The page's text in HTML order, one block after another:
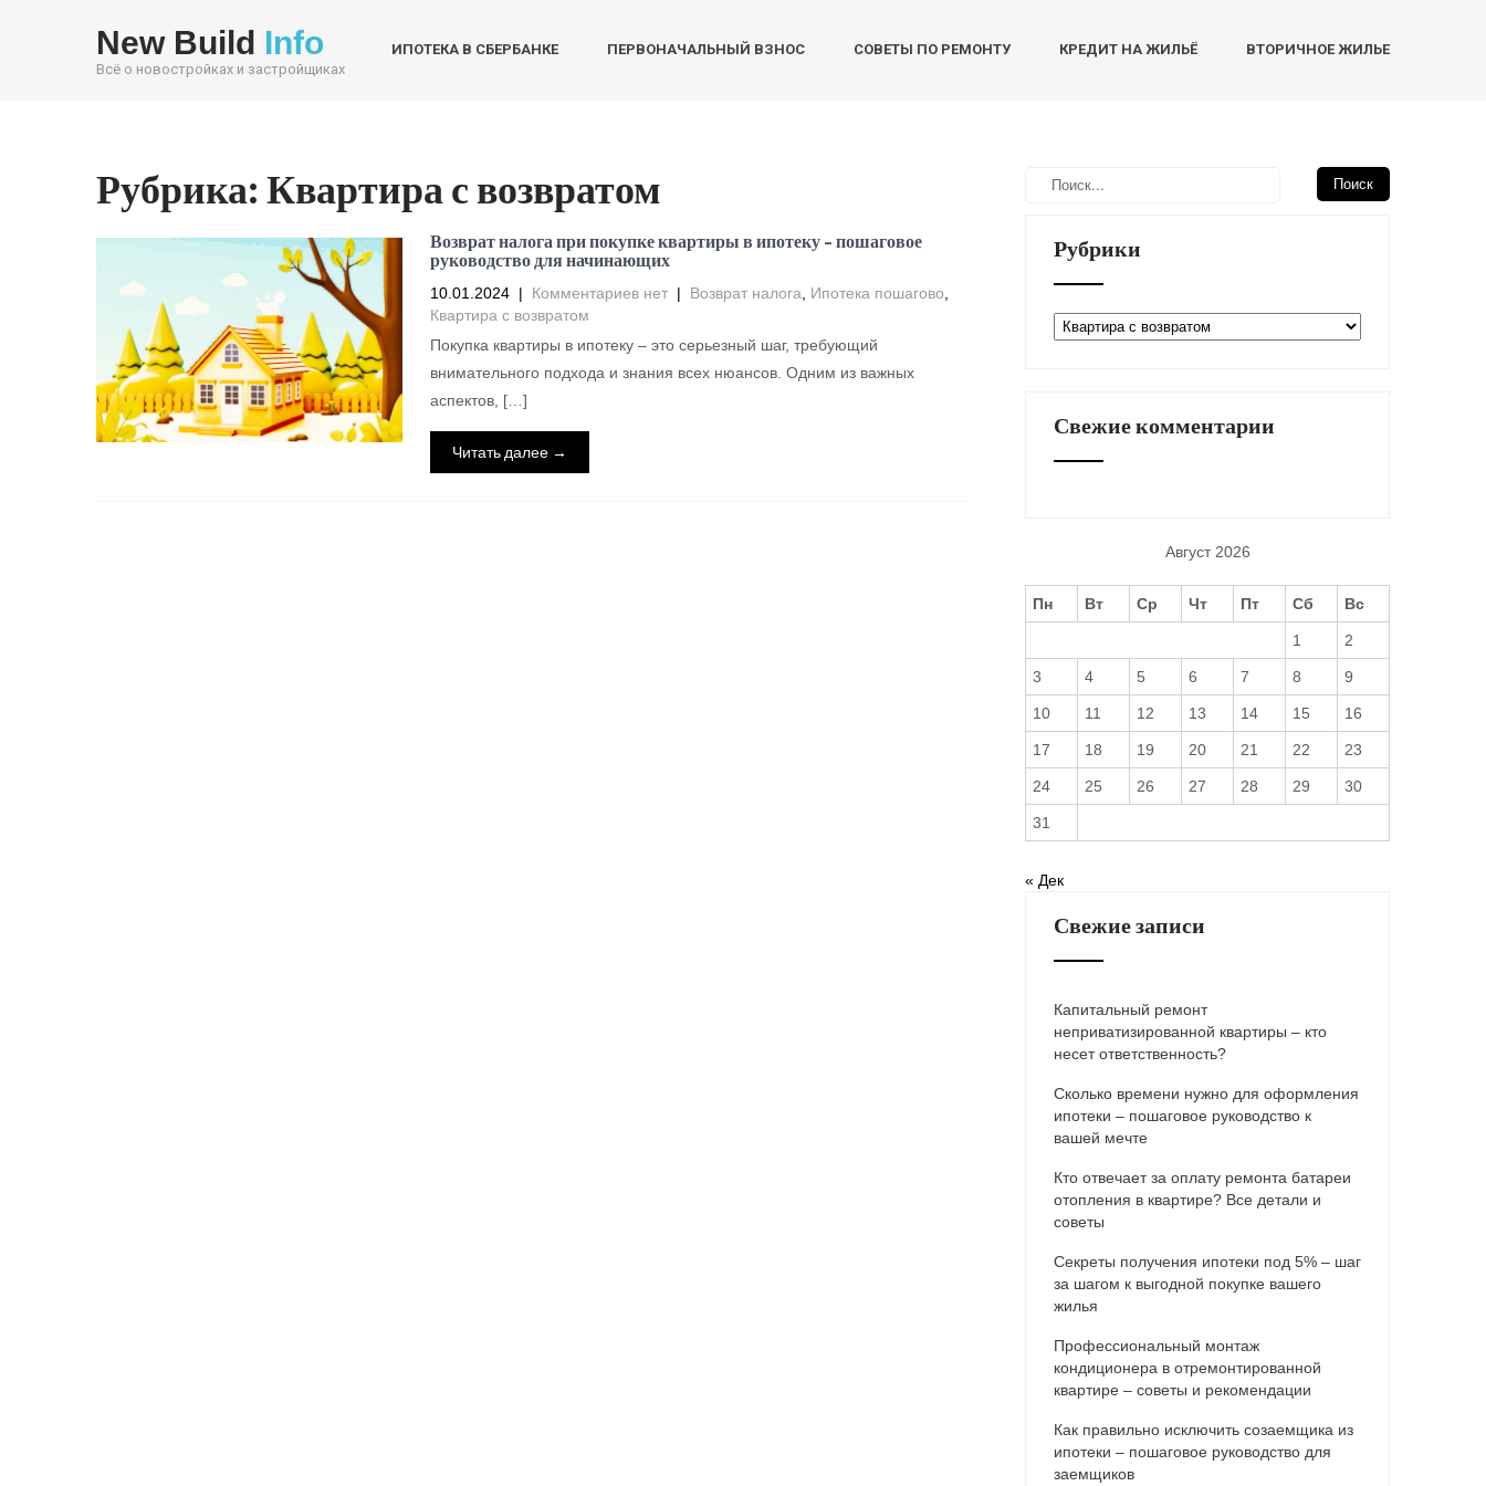
New Build Info
Всё о новостройках и застройщиках
ИПОТЕКА В СБЕРБАНКЕ ПЕРВОНАЧАЛЬНЫЙ ВЗНОС СОВЕТЫ ПО РЕМОНТУ КРЕДИТ НА ЖИЛЬЁ ВТОРИЧНОЕ ЖИЛЬЕ
Рубрика:Квартира с возвратом
Возврат налога при покупке квартиры в ипотеку – пошаговое
руководство для начинающих
10.01.2024 | Комментариев нет | Возврат налога Ипотека пошагово
Квартира с возвратом
Покупка квартиры в ипотеку – это серьезный шаг, требующий
внимательного подхода и знания всех нюансов. Одним из важных
аспектов, […]
Читать далее →
Рубрики
Рубрики
Свежие комментарии
Август 2026
Пн Вт Ср Чт Пт Сб Вс
1 2
3 4 5 6 7 8 9
10 11 12 13 14 15 16
17 18 19 20 21 22 23
24 25 26 27 28 29 30
31
« Дек
Свежие записи
Капитальный ремонт
неприватизированной квартиры – кто
несет ответственность?
Сколько времени нужно для оформления
ипотеки – пошаговое руководство к
вашей мечте
Кто отвечает за оплату ремонта батареи
отопления в квартире? Все детали и
советы
Секреты получения ипотеки под 5% – шаг
за шагом к выгодной покупке вашего
жилья
Профессиональный монтаж
кондиционера в отремонтированной
квартире – советы и рекомендации
Как правильно исключить созаемщика из
ипотеки – пошаговое руководство для
заемщиков